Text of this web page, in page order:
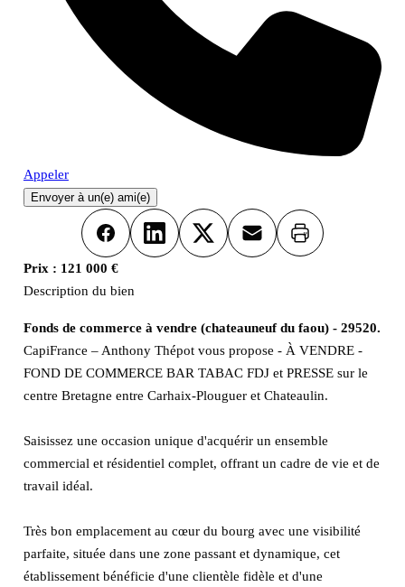
Appeler
Envoyer à un(e) ami(e)
FacebookLinkedInX Email Imprimer
Prix : 121 000 €
Description du bien
Fonds de commerce à vendre (chateauneuf du faou) - 29520.
CapiFrance – Anthony Thépot vous propose - À VENDRE -
FOND DE COMMERCE BAR TABAC FDJ et PRESSE sur le
centre Bretagne entre Carhaix-Plouguer et Chateaulin.
Saisissez une occasion unique d'acquérir un ensemble
commercial et résidentiel complet, offrant un cadre de vie et de
travail idéal.
Très bon emplacement au cœur du bourg avec une visibilité
parfaite, située dans une zone passant et dynamique, cet
établissement bénéficie d'une clientèle fidèle et d'une